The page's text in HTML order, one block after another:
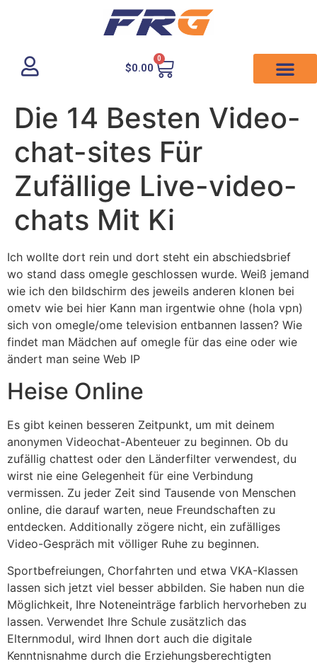
$0.00
0
Die 14 Besten Video-
chat-sites Für
Zufällige Live-video-
chats Mit Ki
Ich wollte dort rein und dort steht ein abschiedsbrief
wo stand dass omegle geschlossen wurde. Weiß jemand
wie ich den bildschirm des jeweils anderen klonen bei
ometv wie bei hier Kann man irgentwie ohne (hola vpn)
sich von omegle/ome television entbannen lassen? Wie
findet man Mädchen auf omegle für das eine oder wie
ändert man seine Web IP
Heise Online
Es gibt keinen besseren Zeitpunkt, um mit deinem
anonymen Videochat-Abenteuer zu beginnen. Ob du
zufällig chattest oder den Länderfilter verwendest, du
wirst nie eine Gelegenheit für eine Verbindung
vermissen. Zu jeder Zeit sind Tausende von Menschen
online, die darauf warten, neue Freundschaften zu
entdecken. Additionally zögere nicht, ein zufälliges
Video-Gespräch mit völliger Ruhe zu beginnen.
Sportbefreiungen, Chorfahrten und etwa VKA-Klassen
lassen sich jetzt viel besser abbilden. Sie haben nun die
Möglichkeit, Ihre Noteneinträge farblich hervorheben zu
lassen. Verwendet Ihre Schule zusätzlich das
Elternmodul, wird Ihnen dort auch die digitale
Kenntnisnahme durch die Erziehungsberechtigten